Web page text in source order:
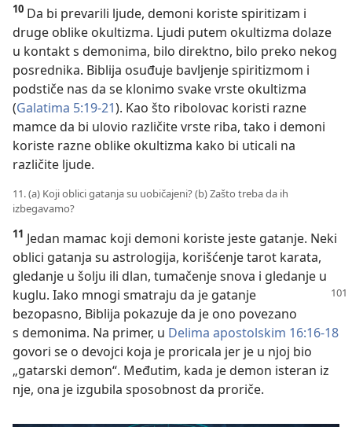
10 Da bi prevarili ljude, demoni koriste spiritizam i
druge oblike okultizma. Ljudi putem okultizma dolaze
u kontakt s demonima, bilo direktno, bilo preko nekog
posrednika. Biblija osuđuje bavljenje spiritizmom i
podstiče nas da se klonimo svake vrste okultizma
(Galatima 5:19-21). Kao što ribolovac koristi razne
mamce da bi ulovio različite vrste riba, tako i demoni
koriste razne oblike okultizma kako bi uticali na
različite ljude.
11. (a) Koji oblici gatanja su uobičajeni? (b) Zašto treba da ih
izbegavamo?
11 Jedan mamac koji demoni koriste jeste gatanje. Neki
oblici gatanja su astrologija, korišćenje tarot karata,
gledanje u šolju ili dlan, tumačenje snova i gledanje u
kuglu. Iako mnogi smatraju da je gatanje
bezopasno, Biblija pokazuje da je ono povezano
s demonima. Na primer, u Delima apostolskim 16:16-18
govori se o devojci koja je proricala jer je u njoj bio
„gatarski demon“. Međutim, kada je demon isteran iz
nje, ona je izgubila sposobnost da proriče.